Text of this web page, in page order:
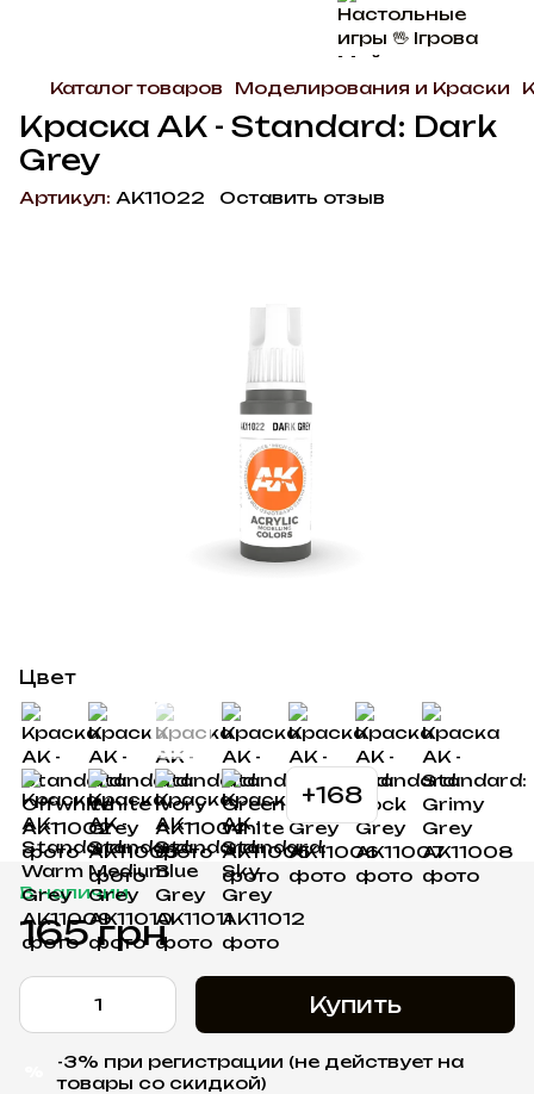
Каталог товаров Моделирования и Краски
Краска AK - Standard: Dark
Grey
Артикул: AK11022 Оставить отзыв
Цвет
+168
В наличии
165 грн
Купить
-3% при регистрации (не действует на
товары со скидкой)